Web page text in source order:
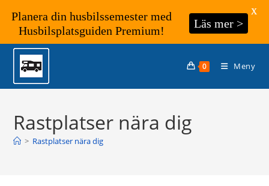
Hoppa
innehållet
0 Meny
Rastplatser nära dig
> Rastplatser nära dig
Planera din husbilssemester med
Husbilsplatsguiden Premium!
Läs mer >
X